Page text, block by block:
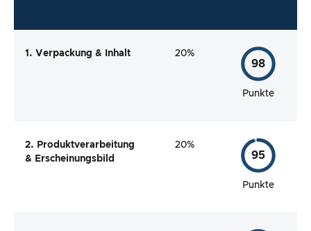
1. Verpackung & Inhalt 20%
98
Punkte
2. Produktverarbeitung
& Erscheinungsbild
20%
95
Punkte